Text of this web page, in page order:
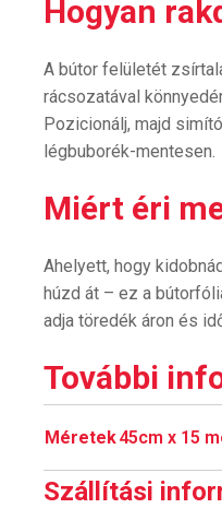
Hogyan
A bútor felületét
rácsozatával
Pozicionálj, majd
légbuborék-mentesen.
Miért éri
Ahelyett, hogy
húzd át – ez a
adja töredék áron és
További
Méretek45cm x 15
Szállítási